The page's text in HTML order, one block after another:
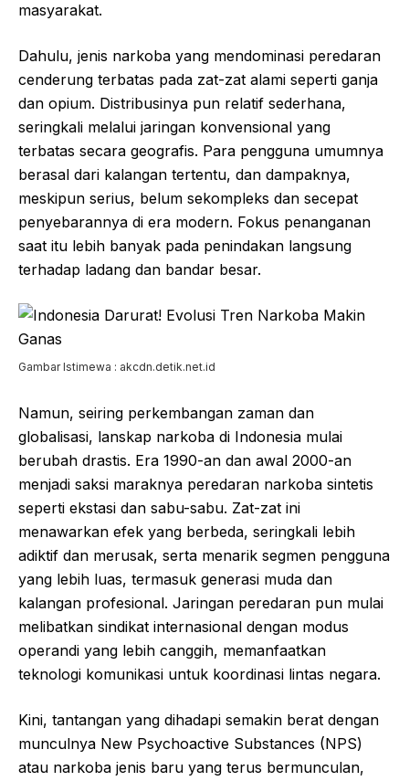
masyarakat.
Dahulu, jenis narkoba yang mendominasi peredaran
cenderung terbatas pada zat-zat alami seperti ganja
dan opium. Distribusinya pun relatif sederhana,
seringkali melalui jaringan konvensional yang
terbatas secara geografis. Para pengguna umumnya
berasal dari kalangan tertentu, dan dampaknya,
meskipun serius, belum sekompleks dan secepat
penyebarannya di era modern. Fokus penanganan
saat itu lebih banyak pada penindakan langsung
terhadap ladang dan bandar besar.
Gambar Istimewa : akcdn.detik.net.id
Namun, seiring perkembangan zaman dan
globalisasi, lanskap narkoba di Indonesia mulai
berubah drastis. Era 1990-an dan awal 2000-an
menjadi saksi maraknya peredaran narkoba sintetis
seperti ekstasi dan sabu-sabu. Zat-zat ini
menawarkan efek yang berbeda, seringkali lebih
adiktif dan merusak, serta menarik segmen pengguna
yang lebih luas, termasuk generasi muda dan
kalangan profesional. Jaringan peredaran pun mulai
melibatkan sindikat internasional dengan modus
operandi yang lebih canggih, memanfaatkan
teknologi komunikasi untuk koordinasi lintas negara.
Kini, tantangan yang dihadapi semakin berat dengan
munculnya New Psychoactive Substances (NPS)
atau narkoba jenis baru yang terus bermunculan,